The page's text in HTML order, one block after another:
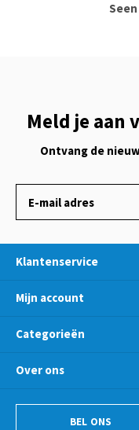
Meld je aan
Ontvang de
Klantenservice
Mijn account
Categorieën
Over ons
BEL ONS